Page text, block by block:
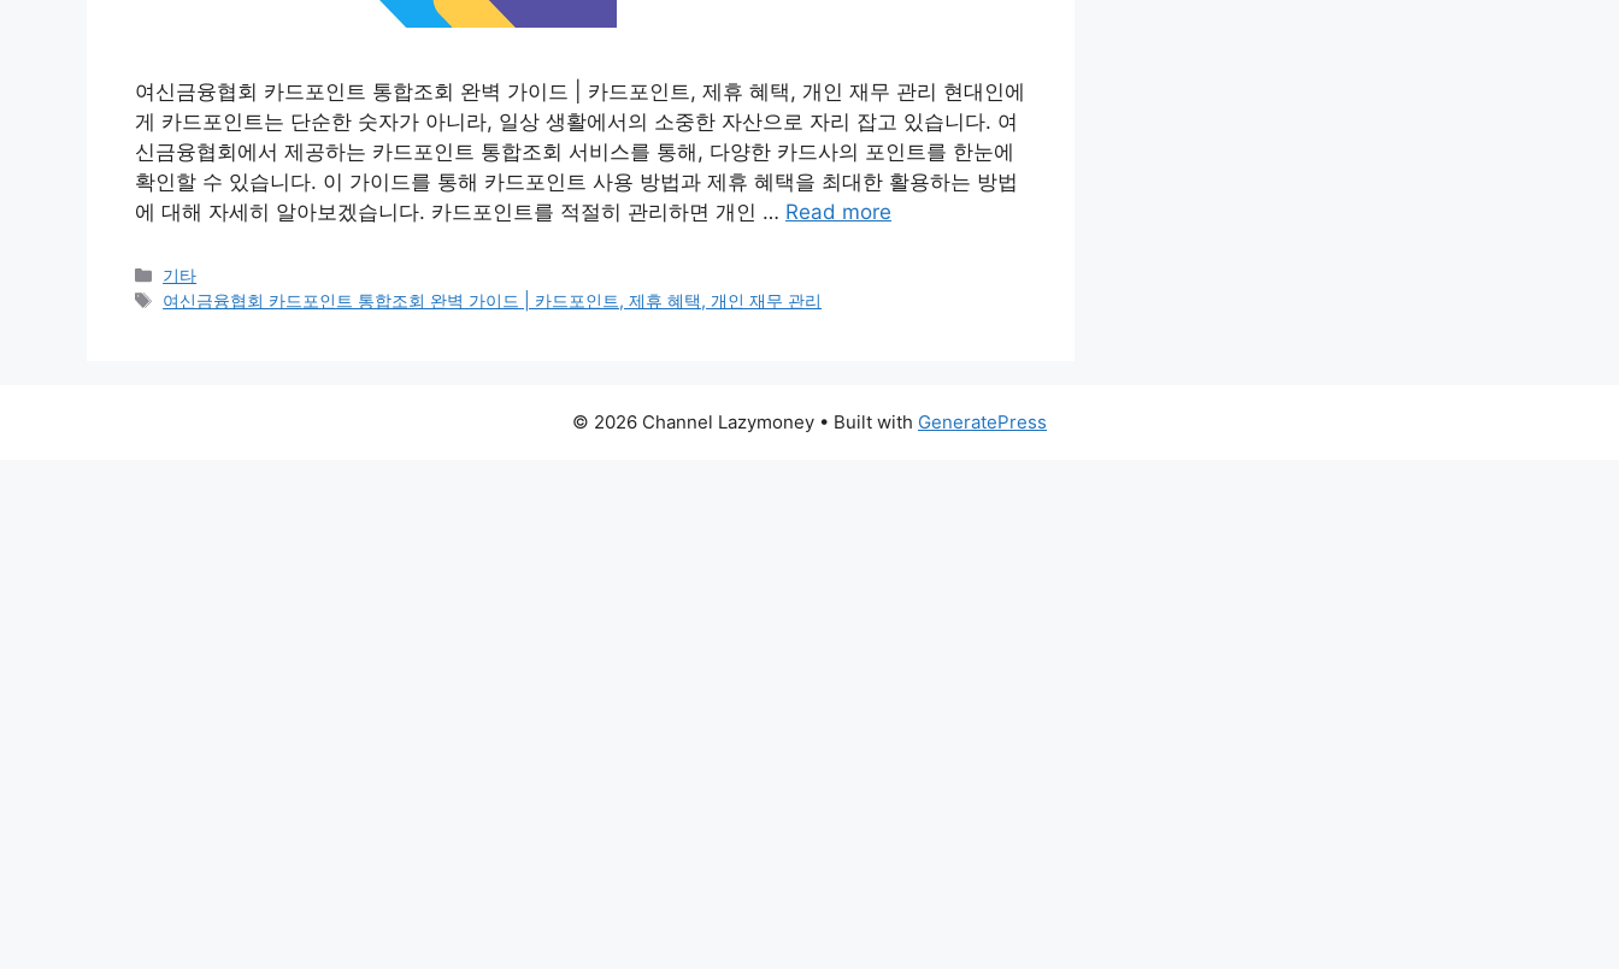
여신금융협회 카드포인트 통합조회 완벽 가이드 | 카드포인트, 제휴 혜택, 개인 재무 관리 현대인에
게 카드포인트는 단순한 숫자가 아니라, 일상 생활에서의 소중한 자산으로 자리 잡고 있습니다. 여
신금융협회에서 제공하는 카드포인트 통합조회 서비스를 통해, 다양한 카드사의 포인트를 한눈에
확인할 수 있습니다. 이 가이드를 통해 카드포인트 사용 방법과 제휴 혜택을 최대한 활용하는 방법
에 대해 자세히 알아보겠습니다. 카드포인트를 적절히 관리하면 개인 … Read more
Categories
기타
Tags
여신금융협회 카드포인트 통합조회 완벽 가이드 | 카드포인트, 제휴 혜택, 개인 재무 관리
© 2026 Channel Lazymoney • Built with GeneratePress